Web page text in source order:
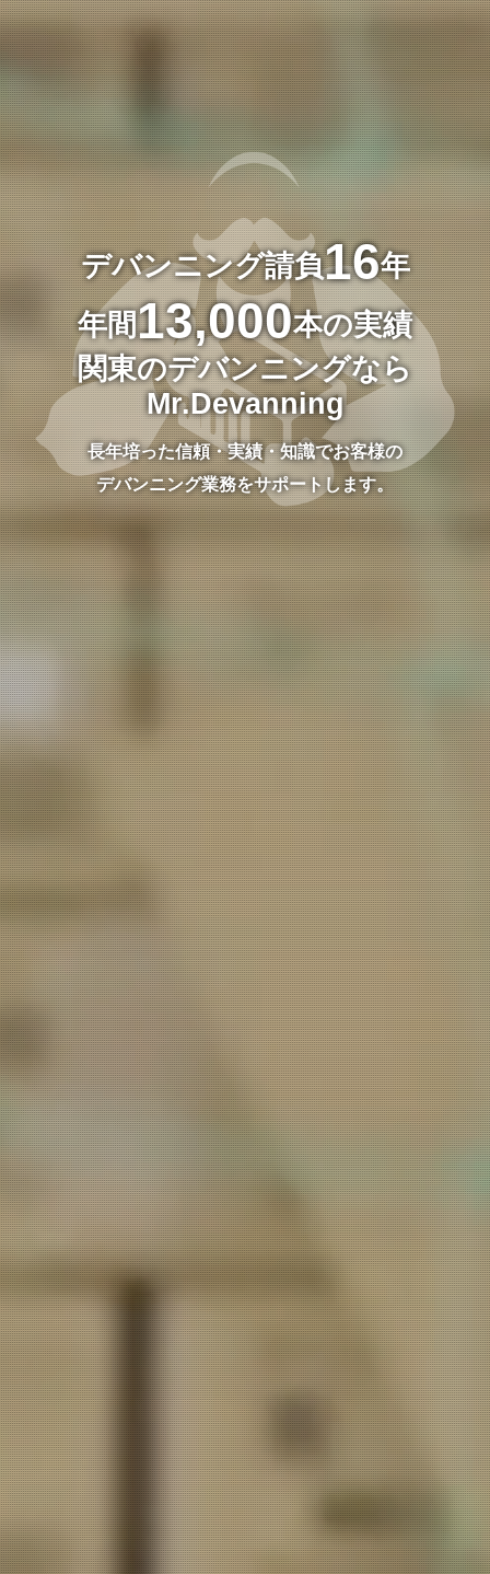
デバンニング請負16年
年間13,000本の実績
関東のデバンニングなら
Mr.Devanning
長年培った信頼・実績・知識でお客様の
デバンニング業務をサポートします。